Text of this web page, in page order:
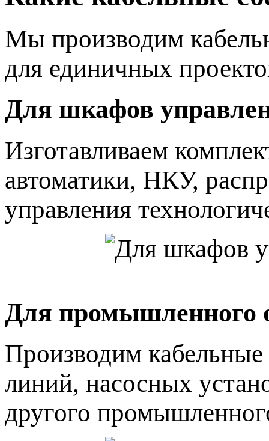
Мы производим
для единичных
Для шкафов
Изготавливаем
автоматики, НКУ,
управления
Для промышленного
Производим кабельные
линий, насосных
другого